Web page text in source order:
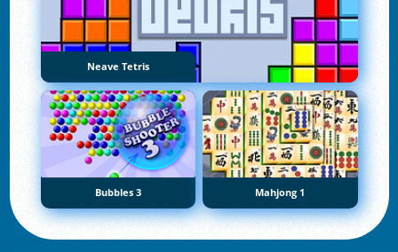
Neave Tetris
Bubbles 3 Mahjong 1